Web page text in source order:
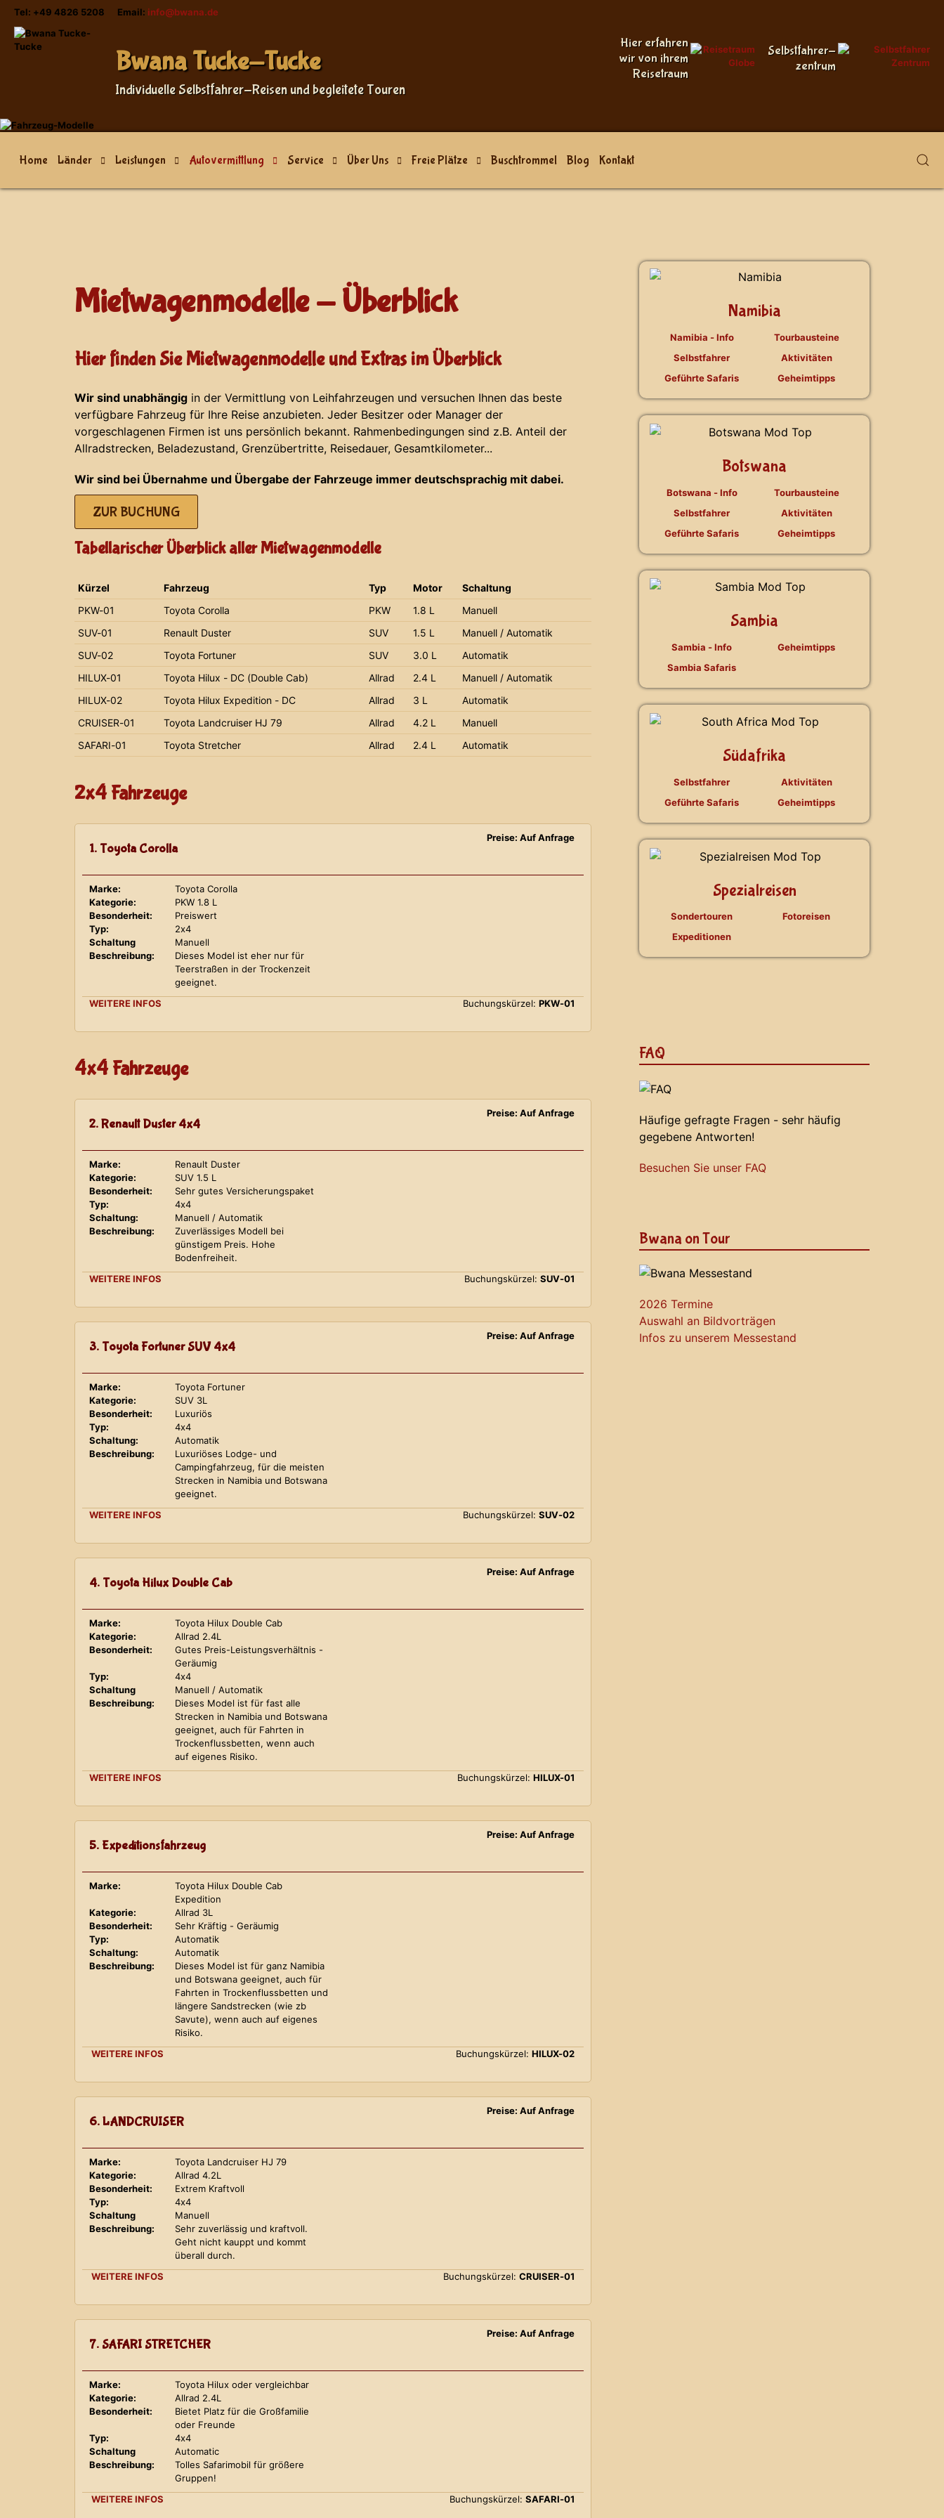
Tel: +49 4826 5208 Email: info@bwana.de
Bwana Tucke-Tucke
Individuelle Selbstfahrer-Reisen und begleitete Touren
Hier erfahren
wir von ihrem
Reisetraum
Selbstfahrer-
zentrum
Home Länder Leistungen Autovermittlung Service Über Uns Freie Plätze Buschtrommel Blog Kontakt
Mietwagenmodelle - Überblick
Hier finden Sie Mietwagenmodelle und Extras im Überblick
Wir sind unabhängig in der Vermittlung von Leihfahrzeugen und versuchen Ihnen das beste
verfügbare Fahrzeug für Ihre Reise anzubieten. Jeder Besitzer oder Manager der
vorgeschlagenen Firmen ist uns persönlich bekannt. Rahmenbedingungen sind z.B. Anteil der
Allradstrecken, Beladezustand, Grenzübertritte, Reisedauer, Gesamtkilometer...
Wir sind bei Übernahme und Übergabe der Fahrzeuge immer deutschsprachig mit dabei.
ZUR BUCHUNG
Tabellarischer Überblick aller Mietwagenmodelle
Kürzel Fahrzeug Typ Motor
Schaltung
PKW-01
Toyota Corolla PKW 1.8 L
Manuell
SUV-01
Renault Duster SUV 1.5 L
Manuell / Automatik
SUV-02
Toyota Fortuner SUV 3.0 L
Automatik
HILUX-01
Toyota Hilux - DC (Double Cab) Allrad 2.4 L
Manuell / Automatik
HILUX-02
Toyota Hilux Expedition - DC Allrad 3 L
Automatik
CRUISER-01
Toyota Landcruiser HJ 79 Allrad 4.2 L
Manuell
SAFARI-01
Toyota Stretcher Allrad 2.4 L Automatik
2x4 Fahrzeuge
1. Toyota Corolla
Preise: Auf Anfrage
Marke:
Toyota Corolla
Kategorie:
PKW 1.8 L
Besonderheit:
Preiswert
Typ:
2x4
Schaltung
Manuell
Beschreibung:
Dieses Model ist eher nur für
Teerstraßen in der Trockenzeit
geeignet.
WEITERE INFOS
Buchungskürzel: PKW-01
4x4 Fahrzeuge
2. Renault Duster 4x4
Preise: Auf Anfrage
Marke:
Renault Duster
Kategorie:
SUV 1.5 L
Besonderheit:
Sehr gutes Versicherungspaket
Typ:
4x4
Schaltung:
Manuell / Automatik
Beschreibung:
Zuverlässiges Modell bei
günstigem Preis. Hohe
Bodenfreiheit.
WEITERE INFOS
Buchungskürzel: SUV-01
3. Toyota Fortuner SUV 4x4
Preise: Auf Anfrage
Marke:
Toyota Fortuner
Kategorie:
SUV 3L
Besonderheit:
Luxuriös
Typ:
4x4
Schaltung:
Automatik
Beschreibung:
Luxuriöses Lodge- und
Campingfahrzeug, für die meisten
Strecken in Namibia und Botswana
geeignet.
WEITERE INFOS
Buchungskürzel: SUV-02
4. Toyota Hilux Double Cab
Preise: Auf Anfrage
Marke:
Toyota Hilux Double Cab
Kategorie:
Allrad 2.4L
Besonderheit:
Gutes Preis-Leistungsverhältnis -
Geräumig
Typ:
4x4
Schaltung
Manuell / Automatik
Beschreibung:
Dieses Model ist für fast alle
Strecken in Namibia und Botswana
geeignet, auch für Fahrten in
Trockenflussbetten, wenn auch
auf eigenes Risiko.
WEITERE INFOS
Buchungskürzel: HILUX-01
5. Expeditionsfahrzeug
Preise: Auf Anfrage
Marke:
Toyota Hilux Double Cab
Expedition
Kategorie:
Allrad 3L
Besonderheit:
Sehr Kräftig - Geräumig
Typ:
Automatik
Schaltung:
Automatik
Beschreibung:
Dieses Model ist für ganz Namibia
und Botswana geeignet, auch für
Fahrten in Trockenflussbetten und
längere Sandstrecken (wie zb
Savute), wenn auch auf eigenes
Risiko.
WEITERE INFOS
Buchungskürzel: HILUX-02
6. LANDCRUISER
Preise: Auf Anfrage
Marke:
Toyota Landcruiser HJ 79
Kategorie:
Allrad 4.2L
Besonderheit:
Extrem Kraftvoll
Typ:
4x4
Schaltung
Manuell
Beschreibung:
Sehr zuverlässig und kraftvoll.
Geht nicht kauppt und kommt
überall durch.
WEITERE INFOS
Buchungskürzel: CRUISER-01
7. SAFARI STRETCHER
Preise: Auf Anfrage
Marke:
Toyota Hilux oder vergleichbar
Kategorie:
Allrad 2.4L
Besonderheit:
Bietet Platz für die Großfamilie
oder Freunde
Typ:
4x4
Schaltung
Automatic
Beschreibung:
Tolles Safarimobil für größere
Gruppen!
WEITERE INFOS
Buchungskürzel: SAFARI-01
Namibia
Namibia - Info
Selbstfahrer
Geführte Safaris
Tourbausteine
Aktivitäten
Geheimtipps
Botswana
Botswana - Info
Selbstfahrer
Geführte Safaris
Tourbausteine
Aktivitäten
Geheimtipps
Sambia
Sambia - Info
Sambia Safaris
Geheimtipps
Südafrika
Selbstfahrer
Geführte Safaris
Aktivitäten
Geheimtipps
Spezialreisen
Sondertouren
Expeditionen
Fotoreisen
FAQ
Häufige gefragte Fragen - sehr häufig
gegebene Antworten!
Besuchen Sie unser FAQ
Bwana on Tour
2026 Termine
Auswahl an Bildvorträgen
Infos zu unserem Messestand